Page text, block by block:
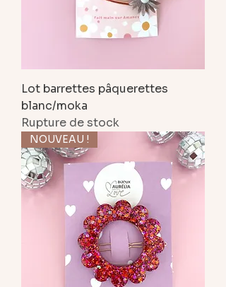
Lot barrettes pâquerettes
blanc/moka
Rupture de stock
NOUVEAU !